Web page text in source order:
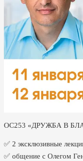
ОС253 «ДРУЖБА В
✅ 2 эксклюзивные
✅ общение с Олегом